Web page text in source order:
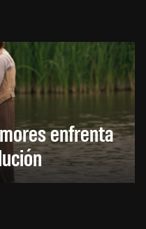
enfrenta